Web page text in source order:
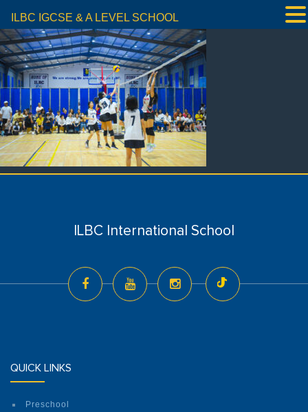
ILBC International School
QUICK LINKS
Preschool
ILBC IGCSE & A LEVEL SCHOOL